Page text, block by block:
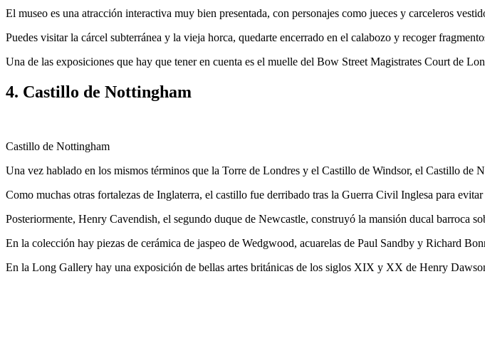
El museo es una atracción interactiva muy bien presentada, con personajes como jueces y carceleros
Puedes visitar la cárcel subterránea y la vieja horca, quedarte encerrado en el calabozo y recoger
Una de las exposiciones que hay que tener en cuenta es el muelle del Bow Street Magistrates Court de
4. Castillo de Nottingham
Castillo de Nottingham
Una vez hablado en los mismos términos que la Torre de Londres y el Castillo de Windsor, el Castillo de
Como muchas otras fortalezas de Inglaterra, el castillo fue derribado tras la Guerra Civil Inglesa para
Posteriormente, Henry Cavendish, el segundo duque de Newcastle, construyó la mansión ducal barroca
En la colección hay piezas de cerámica de jaspeo de Wedgwood, acuarelas de Paul Sandby y Richard
En la Long Gallery hay una exposición de bellas artes británicas de los siglos XIX y XX de Henry